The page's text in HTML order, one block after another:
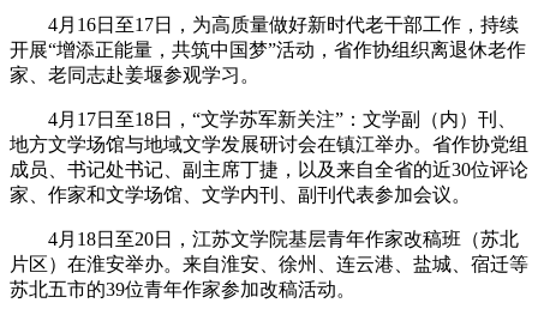
4月16日 至17日，为高质量做好新时代老干部工作，持续
开展“增添正能量，共筑中国梦”活动 ， 省作协组织离退休老作
家、老同志赴姜堰参观学习。
4月17日至18日，“文学苏军新关注”：文学副（内）刊、
地方文学场馆与地域文学发展研讨会在镇江举办。省作协党组
成员、书记处书记、副主席丁捷，以及来自全省的近30位评论
家、作家和文学场馆、文学内刊、副刊代表参加会议。
4月18日 至20日，江苏文学院基层青年作家改稿班（苏北
片区）在淮安举办。来自淮安、徐州、连云港、盐城、宿迁等
苏北五市的39位青年作家参加改稿活动。